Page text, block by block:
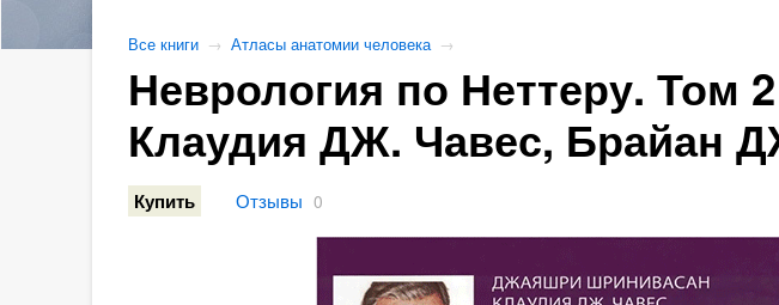
Все книги → Атласы анатомии человека →
Неврология по Неттеру.
Клаудия ДЖ. Чавес, Брайан
Купить Отзывы 0